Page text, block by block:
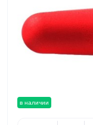
в наличии